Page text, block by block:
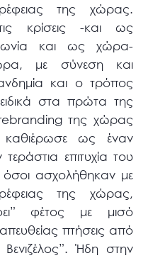
της χώρας.
κρίσεις -και ως
και ως χώρα-
με σύνεση και
και ο τρόπος
στα πρώτα της
της χώρας
ως έναν
επιτυχία του
ασχολήθηκαν με
της χώρας,
φέτος με μισό
πτήσεις από
Ήδη στην